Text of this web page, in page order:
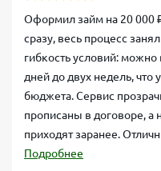
Оформил займ на 20 000
сразу, весь процесс
гибкость условий: можно
дней до двух недель, что
бюджета. Сервис
прописаны в договоре, а
приходят заранее.
Подробнее